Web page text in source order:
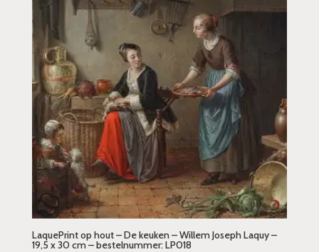
LaquePrint op hout – De keuken – Willem Joseph Laquy –
19,5 x 30 cm – bestelnummer: LP018